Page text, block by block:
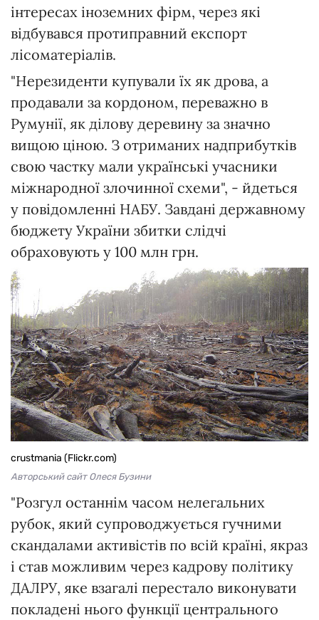
інтересах іноземних фірм, через які
відбувався протиправний експорт
лісоматеріалів.
"Нерезиденти купували їх як дрова, а
продавали за кордоном, переважно в
Румунії, як ділову деревину за значно
вищою ціною. З отриманих надприбутків
свою частку мали українські учасники
міжнародної злочинної схеми", - йдеться
у повідомленні НАБУ. Завдані державному
бюджету України збитки слідчі
обраховують у 100 млн грн.
crustmania (Flickr.com)
Авторський сайт Олеся Бузини
"Розгул останнім часом нелегальних
рубок, який супроводжується гучними
скандалами активістів по всій країні, якраз
і став можливим через кадрову політику
ДАЛРУ, яке взагалі перестало виконувати
покладені нього функції центрального